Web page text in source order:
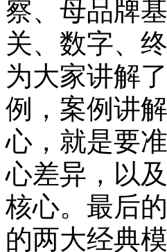
察、母品牌
关、数字、
为大家讲解
例，案例讲
心，就是要
心差异，以
核心。最后
的两大经典